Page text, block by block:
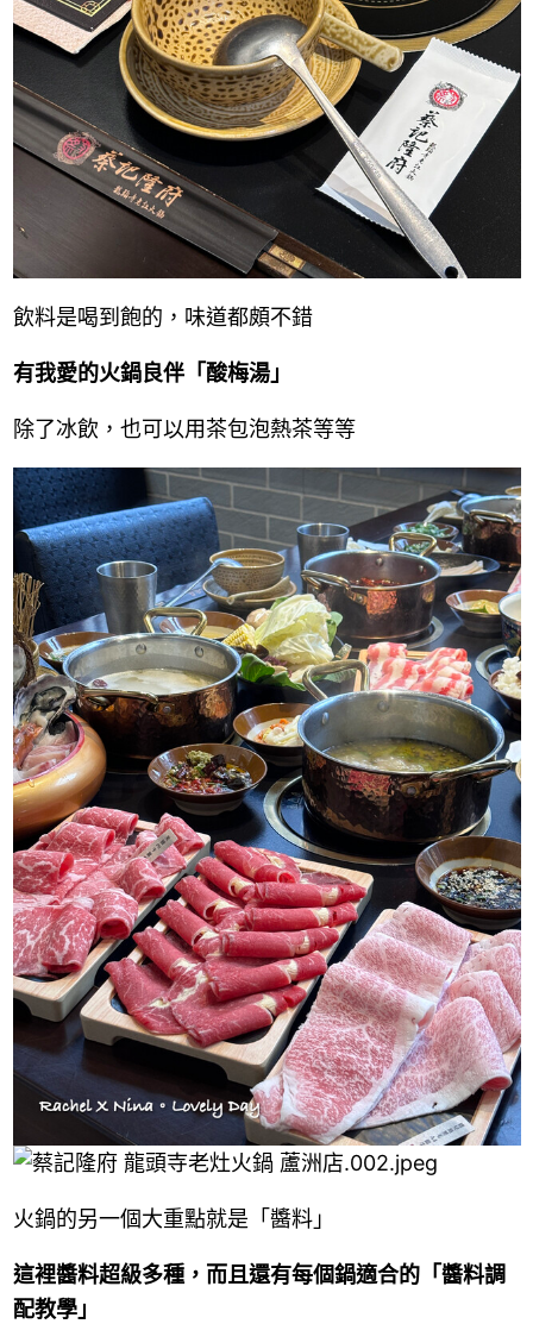
飲料是喝到飽的，味道都頗不錯
有我愛的火鍋良伴「酸梅湯」
除了冰飲，也可以用茶包泡熱茶等等
火鍋的另一個大重點就是「醬料」
這裡醬料超級多種，而且還有每個鍋適合的「醬料調
配教學」